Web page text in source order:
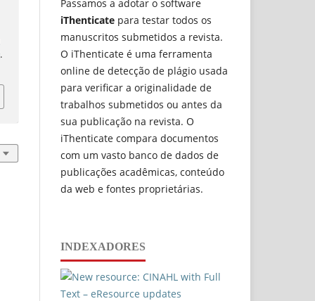
.
Passamos a adotar o software
iThenticate para testar todos os
manuscritos submetidos a revista.
O iThenticate é uma ferramenta
online de detecção de plágio usada
para verificar a originalidade de
trabalhos submetidos ou antes da
sua publicação na revista. O
iThenticate compara documentos
com um vasto banco de dados de
publicações acadêmicas, conteúdo
da web e fontes proprietárias.
INDEXADORES